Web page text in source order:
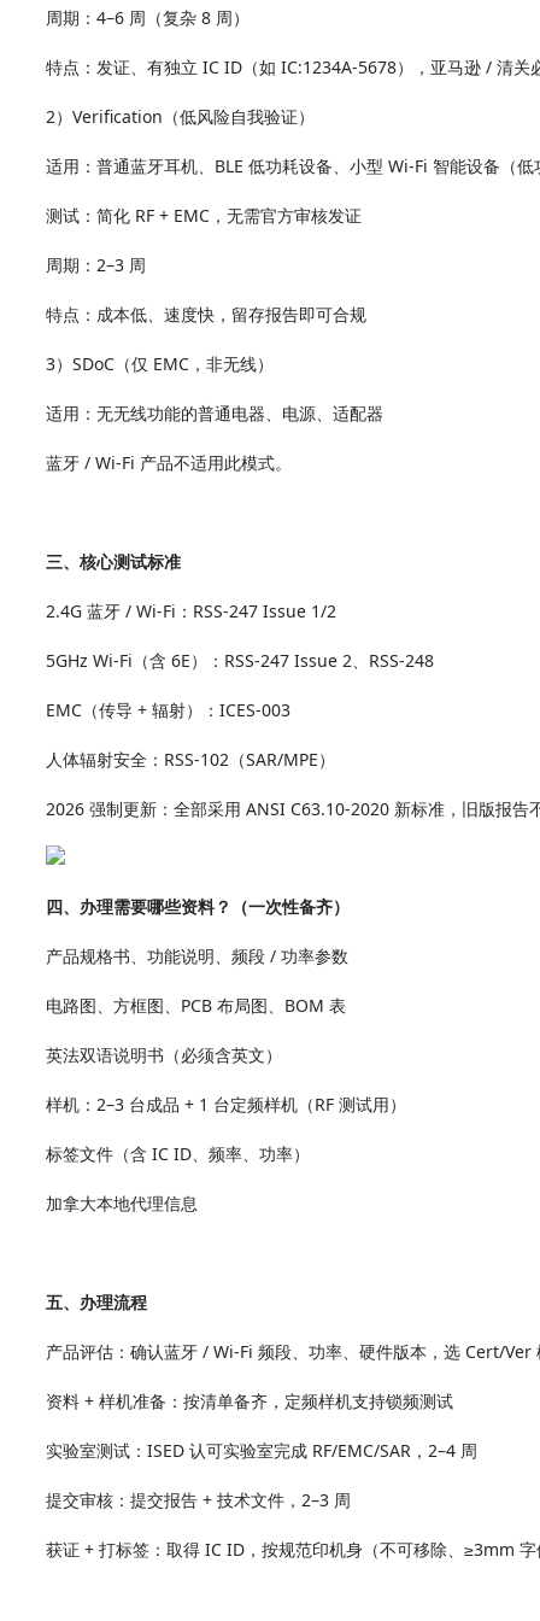
周期：4–6 周（复杂 8 周）
特点：发证、有独立 IC ID（如 IC:1234A‑5678），亚马逊 / 清关
2）Verification（低风险自我验证）
适用：普通蓝牙耳机、BLE 低功耗设备、小型 Wi‑Fi 智能设备（低
测试：简化 RF + EMC，无需官方审核发证
周期：2–3 周
特点：成本低、速度快，留存报告即可合规
3）SDoC（仅 EMC，非无线）
适用：无无线功能的普通电器、电源、适配器
蓝牙 / Wi‑Fi 产品不适用此模式。
三、核心测试标准
2.4G 蓝牙 / Wi‑Fi：RSS‑247 Issue 1/2
5GHz Wi‑Fi（含 6E）：RSS‑247 Issue 2、RSS‑248
EMC（传导 + 辐射）：ICES‑003
人体辐射安全：RSS‑102（SAR/MPE）
2026 强制更新：全部采用 ANSI C63.10‑2020 新标准，旧版报告
四、办理需要哪些资料？（一次性备齐）
产品规格书、功能说明、频段 / 功率参数
电路图、方框图、PCB 布局图、BOM 表
英法双语说明书（必须含英文）
样机：2–3 台成品 + 1 台定频样机（RF 测试用）
标签文件（含 IC ID、频率、功率）
加拿大本地代理信息
五、办理流程
产品评估：确认蓝牙 / Wi‑Fi 频段、功率、硬件版本，选 Cert/Ver
资料 + 样机准备：按清单备齐，定频样机支持锁频测试
实验室测试：ISED 认可实验室完成 RF/EMC/SAR，2–4 周
提交审核：提交报告 + 技术文件，2–3 周
获证 + 打标签：取得 IC ID，按规范印机身（不可移除、≥3mm 字